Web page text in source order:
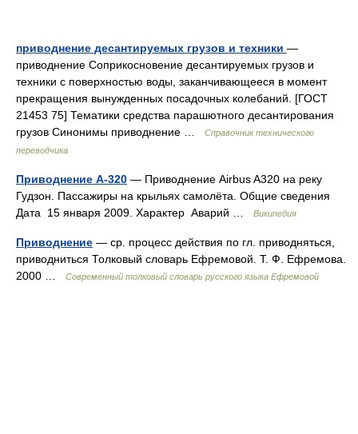
приводнение десантируемых грузов и техники —
приводнение Соприкосновение десантируемых грузов и
техники с поверхностью воды, заканчивающееся в момент
прекращения вынужденных посадочных колебаний. [ГОСТ
21453 75] Тематики средства парашютного десантирования
грузов Синонимы приводнение …
Справочник технического
переводчика
Приводнение A-320 — Приводнение Airbus A320 на реку
Гудзон. Пассажиры на крыльях самолёта. Общие сведения
Дата 15 января 2009. Характер Аварий …
Википедия
Приводнение — ср. процесс действия по гл. приводняться,
приводниться Толковый словарь Ефремовой. Т. Ф. Ефремова.
2000 …
Современный толковый словарь русского языка Ефремовой